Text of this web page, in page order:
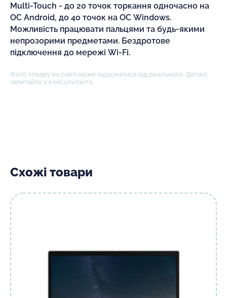
Multi-Touch - до 20 точок торкання одночасно на
ОС Android, до 40 точок на ОС Windows.
Можливість працювати пальцями та будь-якими
непрозорими предметами. Бездротове
підключення до мережі Wi-Fi.
Фото товару на сайті може відрізнятися від реального. Деталі
запитайте у консультанта.
Схожі товари